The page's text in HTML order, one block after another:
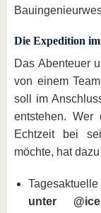
Die Expedition
Das Abenteuer
von einem
soll im
entstehen. Wer
Echtzeit bei
möchte, hat
unter